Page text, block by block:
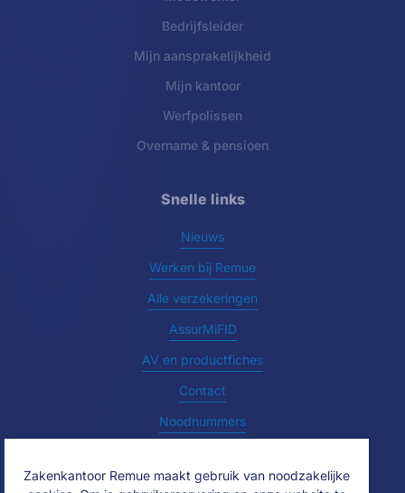
Bedrijfsleider
Mijn aansprakelijkheid
Mijn kantoor
Werfpolissen
Overname & pensioen
Snelle links
Nieuws
Werken bij Remue
Alle verzekeringen
AssurMiFID
AV en productfiches
Contact
Noodnummers
Zakenkantoor Remue maakt gebruik van noodzakelijke